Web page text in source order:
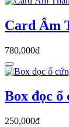
Card Âm
780,000đ
Box đọc ổ
250,000đ